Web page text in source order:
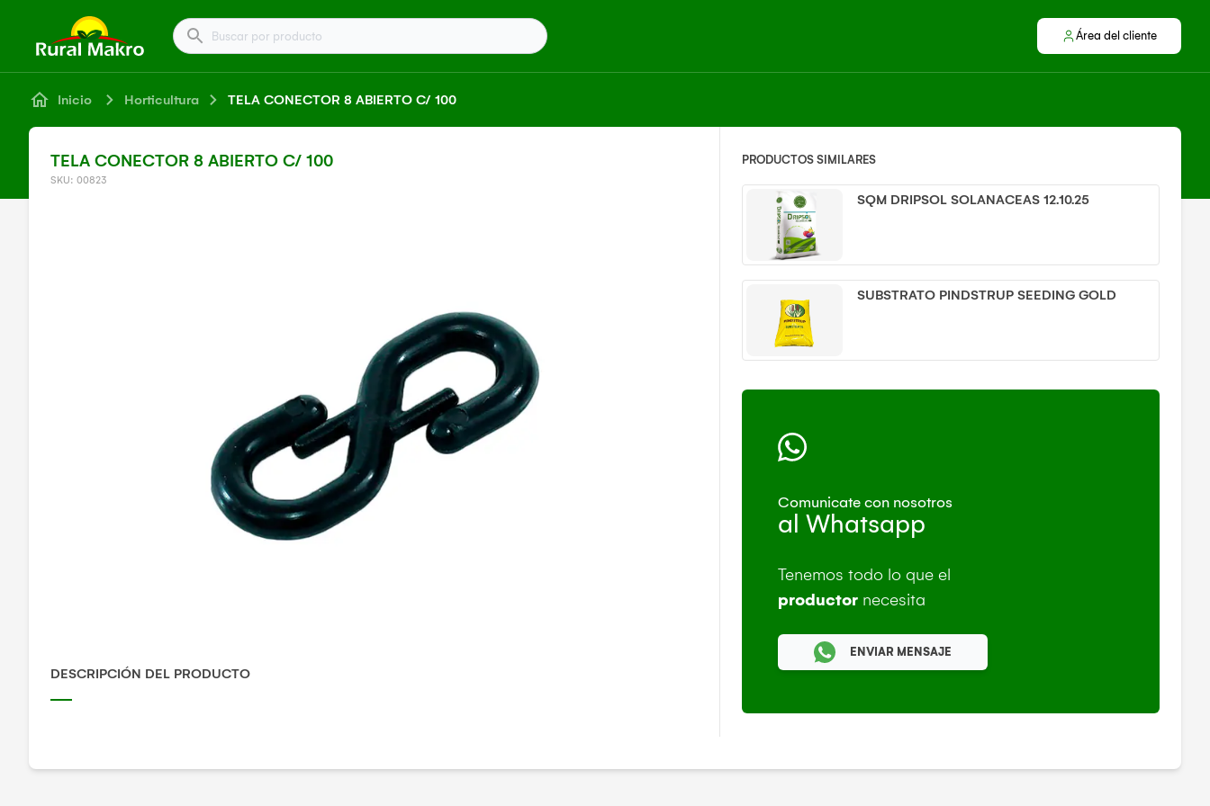
Buscar por producto Área del cliente
Inicio Horticultura TELA CONECTOR 8 ABIERTO C/ 100
TELA CONECTOR 8 ABIERTO C/ 100
SKU: 00823
DESCRIPCIÓN DEL PRODUCTO
PRODUCTOS SIMILARES
SQM DRIPSOL SOLANACEAS 12.10.25
SUBSTRATO PINDSTRUP SEEDING GOLD
Comunicate con nosotros
al Whatsapp
Tenemos todo lo que el
productor necesita
ENVIAR MENSAJE